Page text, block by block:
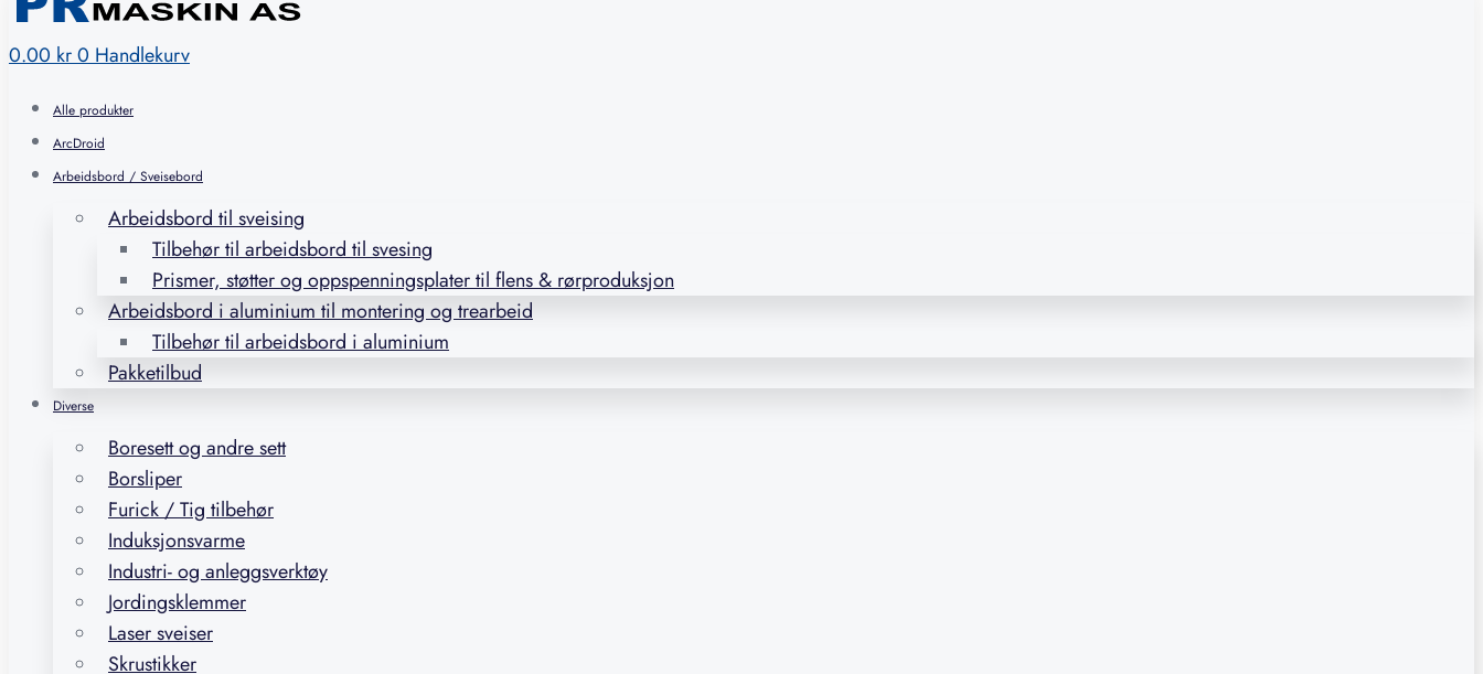
0.00 kr0 Handlekurv
Alle produkter
ArcDroid
Arbeidsbord / Sveisebord
Arbeidsbord til sveising
Tilbehør til arbeidsbord til svesing
Prismer, støtter og oppspenningsplater til flens & rørproduksjon
Arbeidsbord i aluminium til montering og trearbeid
Tilbehør til arbeidsbord i aluminium
Pakketilbud
Diverse
Boresett og andre sett
Borsliper
Furick / Tig tilbehør
Induksjonsvarme
Industri- og anleggsverktøy
Jordingsklemmer
Laser sveiser
Skrustikker